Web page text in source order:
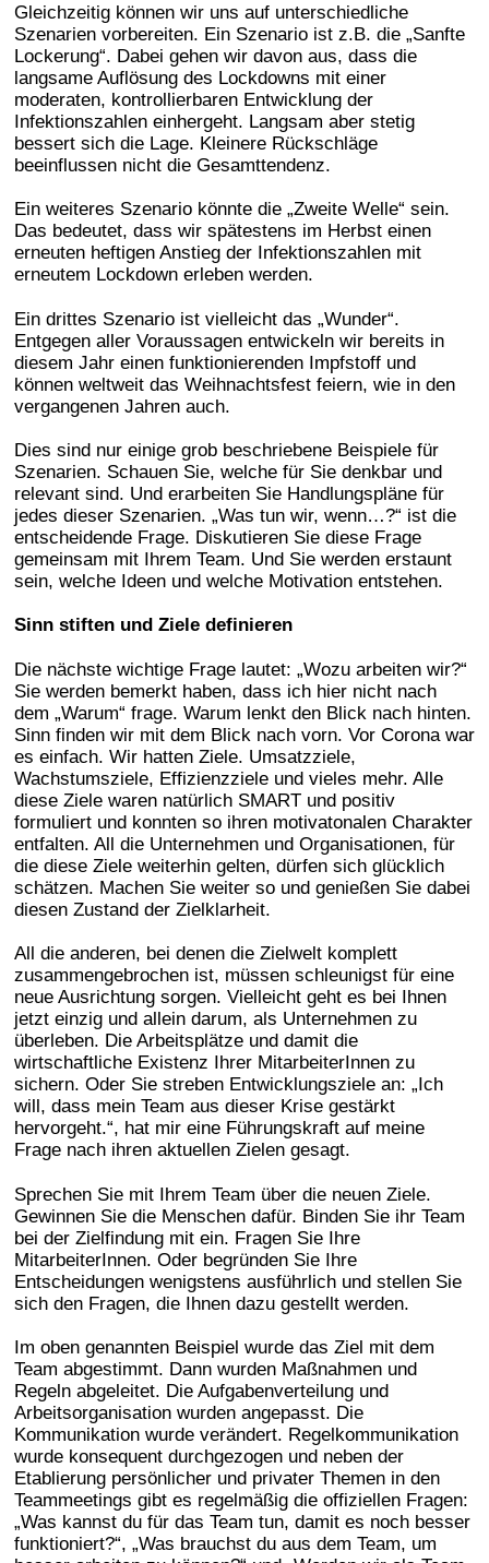
Gleichzeitig können wir uns auf unterschiedliche
Szenarien vorbereiten. Ein Szenario ist z.B. die „Sanfte
Lockerung“. Dabei gehen wir davon aus, dass die
langsame Auflösung des Lockdowns mit einer
moderaten, kontrollierbaren Entwicklung der
Infektionszahlen einhergeht. Langsam aber stetig
bessert sich die Lage. Kleinere Rückschläge
beeinflussen nicht die Gesamttendenz.
Ein weiteres Szenario könnte die „Zweite Welle“ sein.
Das bedeutet, dass wir spätestens im Herbst einen
erneuten heftigen Anstieg der Infektionszahlen mit
erneutem Lockdown erleben werden.
Ein drittes Szenario ist vielleicht das „Wunder“.
Entgegen aller Voraussagen entwickeln wir bereits in
diesem Jahr einen funktionierenden Impfstoff und
können weltweit das Weihnachtsfest feiern, wie in den
vergangenen Jahren auch.
Dies sind nur einige grob beschriebene Beispiele für
Szenarien. Schauen Sie, welche für Sie denkbar und
relevant sind. Und erarbeiten Sie Handlungspläne für
jedes dieser Szenarien. „Was tun wir, wenn…?“ ist die
entscheidende Frage. Diskutieren Sie diese Frage
gemeinsam mit Ihrem Team. Und Sie werden erstaunt
sein, welche Ideen und welche Motivation entstehen.
Sinn stiften und Ziele definieren
Die nächste wichtige Frage lautet: „Wozu arbeiten wir?“
Sie werden bemerkt haben, dass ich hier nicht nach
dem „Warum“ frage. Warum lenkt den Blick nach hinten.
Sinn finden wir mit dem Blick nach vorn. Vor Corona war
es einfach. Wir hatten Ziele. Umsatzziele,
Wachstumsziele, Effizienzziele und vieles mehr. Alle
diese Ziele waren natürlich SMART und positiv
formuliert und konnten so ihren motivatonalen Charakter
entfalten. All die Unternehmen und Organisationen, für
die diese Ziele weiterhin gelten, dürfen sich glücklich
schätzen. Machen Sie weiter so und genießen Sie dabei
diesen Zustand der Zielklarheit.
All die anderen, bei denen die Zielwelt komplett
zusammengebrochen ist, müssen schleunigst für eine
neue Ausrichtung sorgen. Vielleicht geht es bei Ihnen
jetzt einzig und allein darum, als Unternehmen zu
überleben. Die Arbeitsplätze und damit die
wirtschaftliche Existenz Ihrer MitarbeiterInnen zu
sichern. Oder Sie streben Entwicklungsziele an: „Ich
will, dass mein Team aus dieser Krise gestärkt
hervorgeht.“, hat mir eine Führungskraft auf meine
Frage nach ihren aktuellen Zielen gesagt.
Sprechen Sie mit Ihrem Team über die neuen Ziele.
Gewinnen Sie die Menschen dafür. Binden Sie ihr Team
bei der Zielfindung mit ein. Fragen Sie Ihre
MitarbeiterInnen. Oder begründen Sie Ihre
Entscheidungen wenigstens ausführlich und stellen Sie
sich den Fragen, die Ihnen dazu gestellt werden.
Im oben genannten Beispiel wurde das Ziel mit dem
Team abgestimmt. Dann wurden Maßnahmen und
Regeln abgeleitet. Die Aufgabenverteilung und
Arbeitsorganisation wurden angepasst. Die
Kommunikation wurde verändert. Regelkommunikation
wurde konsequent durchgezogen und neben der
Etablierung persönlicher und privater Themen in den
Teammeetings gibt es regelmäßig die offiziellen Fragen:
„Was kannst du für das Team tun, damit es noch besser
funktioniert?“, „Was brauchst du aus dem Team, um